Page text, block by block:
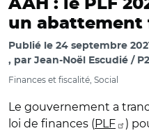
AAH : le PLF
un
Publié le 24 septembre 2021
par Jean-Noël Escudié /
Finances et fiscalité, Social
Le gouvernement a
loi de finances (PLF
)